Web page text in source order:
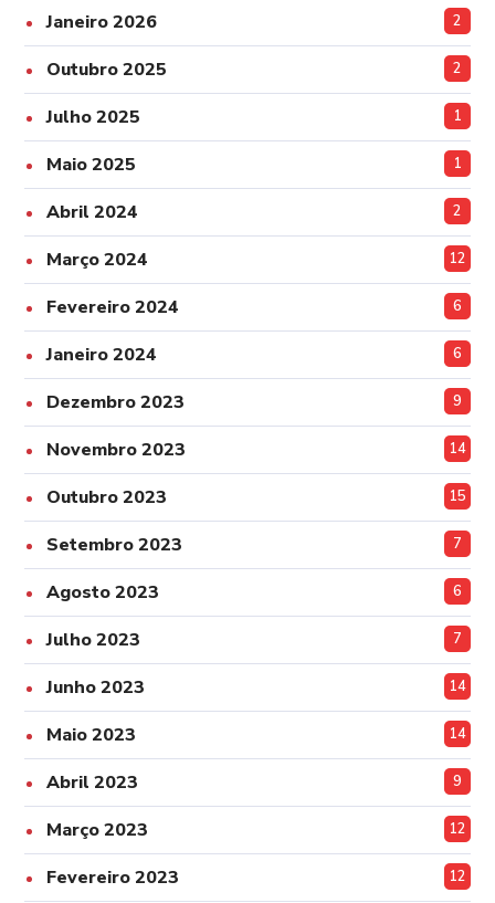
Janeiro 2026 2
Outubro 2025 2
Julho 2025 1
Maio 2025 1
Abril 2024 2
Março 2024 12
Fevereiro 2024 6
Janeiro 2024 6
Dezembro 2023 9
Novembro 2023 14
Outubro 2023 15
Setembro 2023 7
Agosto 2023 6
Julho 2023 7
Junho 2023 14
Maio 2023 14
Abril 2023 9
Março 2023 12
Fevereiro 2023 12